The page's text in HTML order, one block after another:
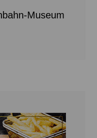
Museum